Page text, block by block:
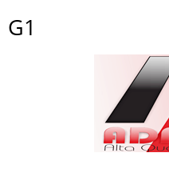
G1